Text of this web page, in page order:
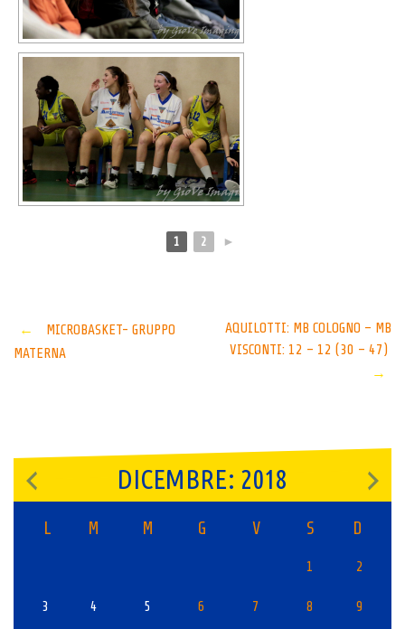
1 2 ►
Post
←
MICROBASKET- GRUPPO
MATERNA
AQUILOTTI: MB COLOGNO – MB
VISCONTI: 12 – 12 (30 – 47)
→
DICEMBRE: 2018
L M M G V S D
1 2
3 4 5 6 7 8 9